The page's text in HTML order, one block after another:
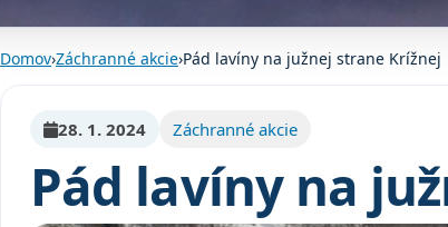
Domov›Záchranné akcie›Pád lavíny na južnej strane Krížnej
28. 1. 2024 Záchranné akcie
Pád lavíny na